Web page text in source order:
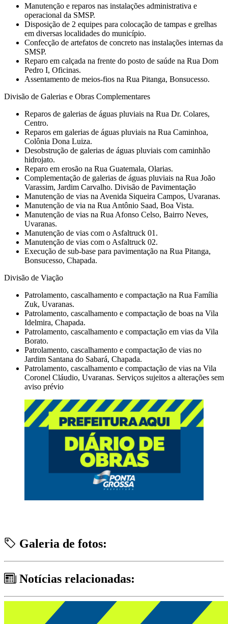
Manutenção e reparos nas instalações administrativa e
operacional da SMSP.
Disposição de 2 equipes para colocação de tampas e grelhas
em diversas localidades do município.
Confecção de artefatos de concreto nas instalações internas da
SMSP.
Reparo em calçada na frente do posto de saúde na Rua Dom
Pedro I, Oficinas.
Assentamento de meios-fios na Rua Pitanga, Bonsucesso.
Divisão de Galerias e Obras Complementares
Reparos de galerias de águas pluviais na Rua Dr. Colares,
Centro.
Reparos em galerias de águas pluviais na Rua Caminhoa,
Colônia Dona Luiza.
Desobstrução de galerias de águas pluviais com caminhão
hidrojato.
Reparo em erosão na Rua Guatemala, Olarias.
Complementação de galerias de águas pluviais na Rua João
Varassim, Jardim Carvalho. Divisão de Pavimentação
Manutenção de vias na Avenida Siqueira Campos, Uvaranas.
Manutenção de via na Rua Antônio Saad, Boa Vista.
Manutenção de vias na Rua Afonso Celso, Bairro Neves,
Uvaranas.
Manutenção de vias com o Asfaltruck 01.
Manutenção de vias com o Asfaltruck 02.
Execução de sub-base para pavimentação na Rua Pitanga,
Bonsucesso, Chapada.
Divisão de Viação
Patrolamento, cascalhamento e compactação na Rua Família
Zuk, Uvaranas.
Patrolamento, cascalhamento e compactação de boas na Vila
Idelmira, Chapada.
Patrolamento, cascalhamento e compactação em vias da Vila
Borato.
Patrolamento, cascalhamento e compactação de vias no
Jardim Santana do Sabará, Chapada.
Patrolamento, cascalhamento e compactação de vias na Vila
Coronel Cláudio, Uvaranas. Serviços sujeitos a alterações sem
aviso prévio
Galeria de fotos:
Notícias relacionadas: